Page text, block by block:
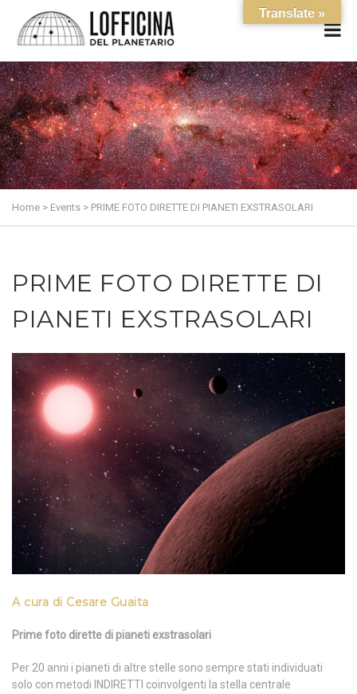
Home > Events > PRIME FOTO DIRETTE DI PIANETI EXSTRASOLARI
PRIME FOTO DIRETTE DI
PIANETI EXSTRASOLARI
A cura di Cesare Guaita
Prime foto dirette di pianeti exstrasolari
Per 20 anni i pianeti di altre stelle sono sempre stati individuati
solo con metodi INDIRETTI coinvolgenti la stella centrale
Translate »